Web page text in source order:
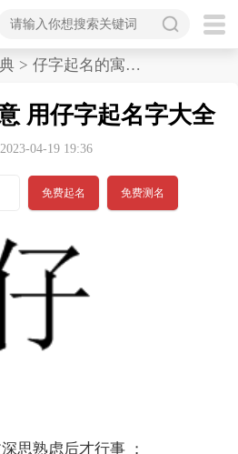
> 仔字起名的寓意,用仔字起名字大全
用仔字起名字大全
04-19 19:36
免费起名 免费测名
思熟虑后才行事 ；